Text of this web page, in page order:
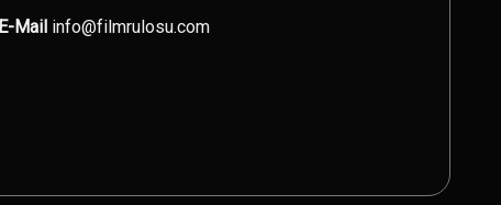
E-Mail info@filmrulosu.com